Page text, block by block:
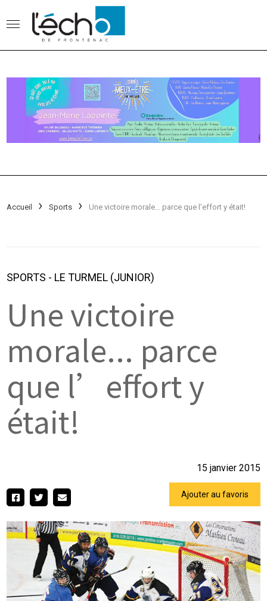
Accueil Sports Une victoire morale... parce que l’effort y était!
SPORTS - LE TURMEL (JUNIOR)
Une victoire
morale... parce
que l’effort y
était!
15 janvier 2015
Ajouter au favoris